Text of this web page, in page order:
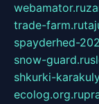
webamator.ru
trade-farm.ru
spayderhed-
snow-guard.ru
shkurki-
ecolog.org.ru